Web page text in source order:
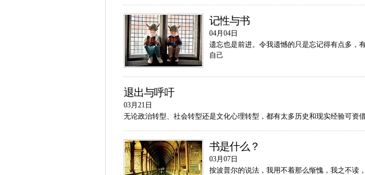
记性与书
04月04日
遗忘也是前进。令我遗憾的只是忘记得有点多，
自己
退出与呼吁
03月21日
无论政治转型、社会转型还是文化心理转型，都有太多历史和现实经验可资
书是什么？
03月07日
按波普尔的说法，我用不着那么惭愧，我之不读